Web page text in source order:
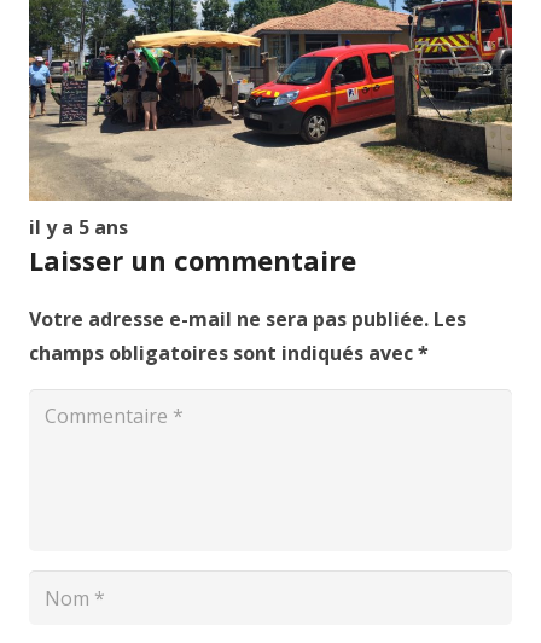
il y a 5 ans
Laisser un commentaire
Votre adresse e-mail ne sera pas publiée. Les
champs obligatoires sont indiqués avec*